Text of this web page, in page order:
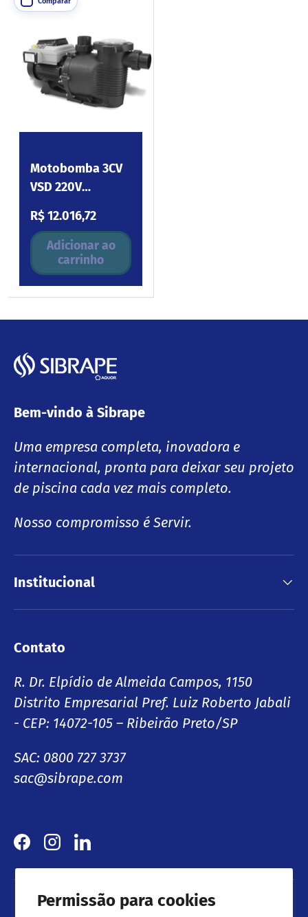
Permissão para cookies
Motobomba 3CV
VSD 220V
Preço normal
R$ 12.016,72
Adicionar ao
carrinho
Bem-vindo à Sibrape
Uma empresa completa, inovadora e
internacional, pronta para deixar seu projeto
de piscina cada vez mais completo.
Nosso compromisso é Servir.
Institucional
Contato
R. Dr. Elpídio de Almeida Campos, 1150
Distrito Empresarial Pref. Luiz Roberto Jabali
- CEP: 14072-105 – Ribeirão Preto/SP
SAC: 0800 727 3737
sac@sibrape.com
Facebook
InstagramLinkedIn